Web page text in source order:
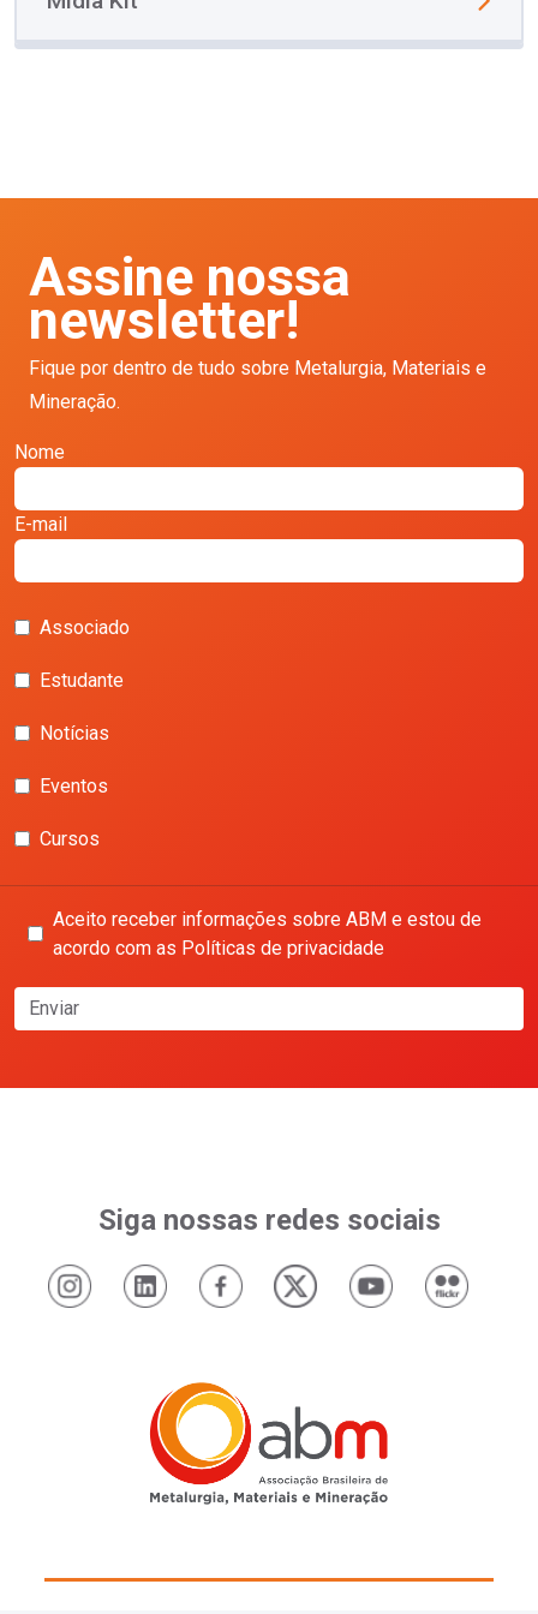
Assine nossa
newsletter!
Fique por dentro de tudo sobre Metalurgia, Materiais e
Mineração.
Nome
E-mail
Associado
Estudante
Notícias
Eventos
Cursos
Aceito receber informações sobre ABM e estou de
acordo com as Políticas de privacidade
Enviar
Siga nossas redes sociais